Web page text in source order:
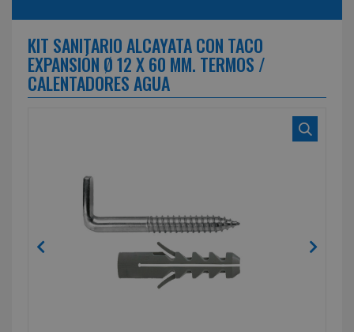
KIT SANITARIO ALCAYATA CON TACO
EXPANSIÓN Ø 12 X 60 MM. TERMOS /
CALENTADORES AGUA